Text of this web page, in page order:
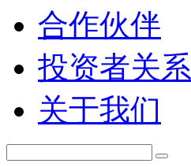
合作伙伴
投资者关系
关于我们